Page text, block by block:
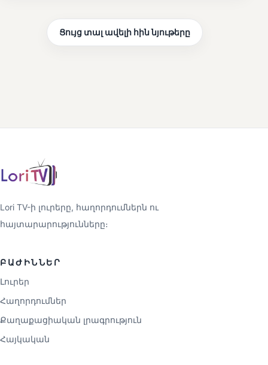
Ցույց տալ ավելի հին նյութերը
Lori TV-ի լուրերը, հաղորդումներն ու
հայտարարությունները։
ԲԱԺԻՆՆԵՐ
Լուրեր
Հաղորդումներ
Քաղաքացիական լրագրություն
Հայկական